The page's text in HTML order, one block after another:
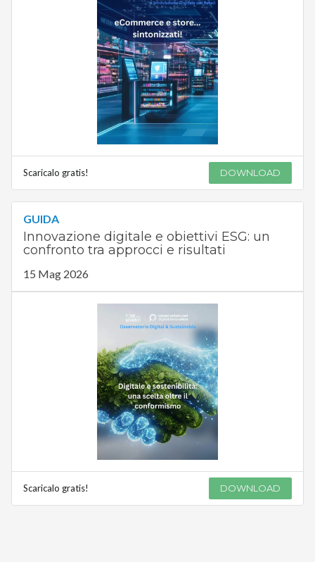
Scaricalo gratis! DOWNLOAD
GUIDA
Innovazione digitale e obiettivi ESG: un
confronto tra approcci e risultati
15 Mag 2026
Scaricalo gratis! DOWNLOAD